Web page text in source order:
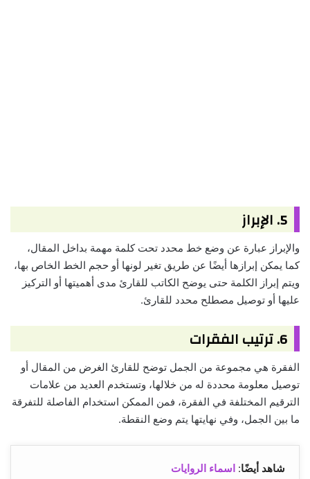
5. الإبراز
والإبراز عبارة عن وضع خط محدد تحت كلمة مهمة بداخل المقال،
كما يمكن إبرازها أيضًا عن طريق تغير لونها أو حجم الخط الخاص بها،
ويتم إبراز الكلمة حتى يوضح الكاتب للقارئ مدى أهميتها أو التركيز
عليها أو توصيل مصطلح محدد للقارئ.
6. ترتيب الفقرات
الفقرة هي مجموعة من الجمل توضح للقارئ الغرض من المقال أو
توصيل معلومة محددة له من خلالها، وتستخدم العديد من علامات
الترقيم المختلفة في الفقرة، فمن الممكن استخدام الفاصلة للتفرقة
ما بين الجمل، وفي نهايتها يتم وضع النقطة.
شاهد أيضًا: اسماء الروايات